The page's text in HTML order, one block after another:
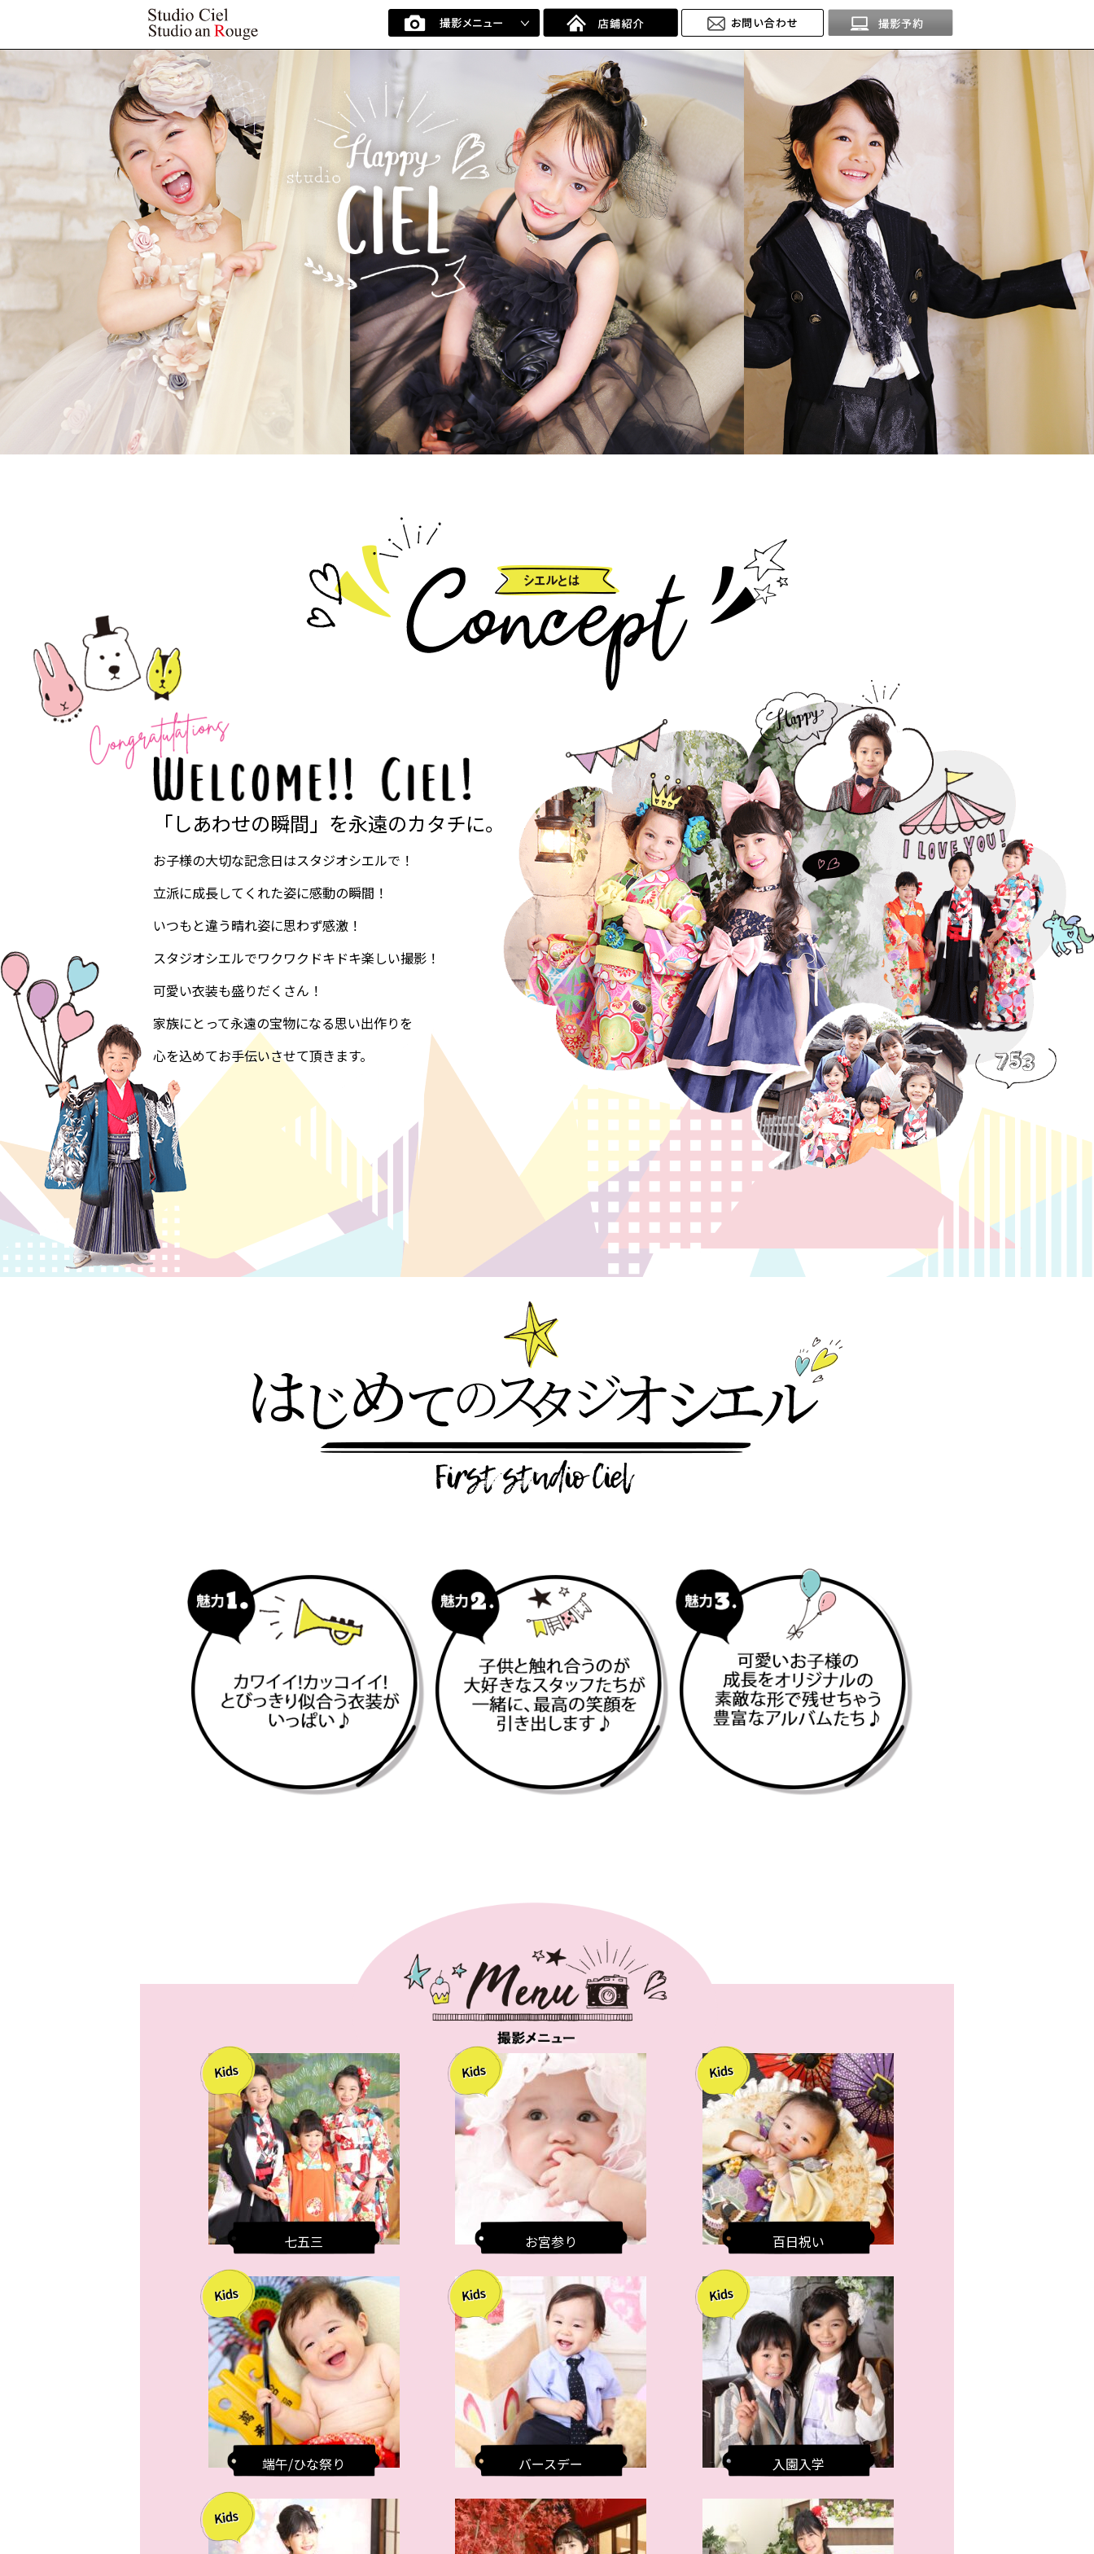
「しあわせの瞬間」を永遠のカタチに。
お子様の大切な記念日はスタジオシエルで！
立派に成長してくれた姿に感動の瞬間！
いつもと違う晴れ姿に思わず感激！
スタジオシエルでワクワクドキドキ楽しい撮影！
可愛い衣装も盛りだくさん！
家族にとって永遠の宝物になる思い出作りを
心を込めてお手伝いさせて頂きます。
七五三 お宮参り 百日祝い
端午/ひな祭り バースデー 入園入学